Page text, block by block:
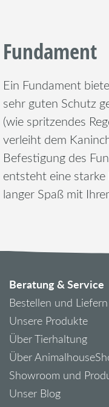
Fundament
Ein Fundament
sehr guten Schutz
(wie spritzendes
verleiht dem
Befestigung des
entsteht eine
langer Spaß mit
Beratung & Service
Bestellen und Liefern
Unsere Produkte
Über Tierhaltung
Über
Showroom und
Unser Blog